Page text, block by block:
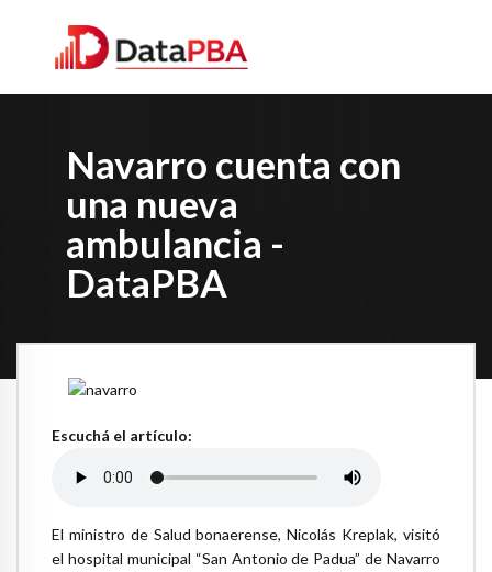
Navarro cuenta con
una nueva
ambulancia -
DataPBA
Escuchá el artículo:
El ministro de Salud bonaerense, Nicolás Kreplak, visitó
el hospital municipal “San Antonio de Padua” de Navarro